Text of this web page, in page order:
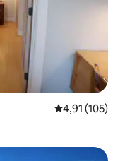
Средна
4,91 (105)